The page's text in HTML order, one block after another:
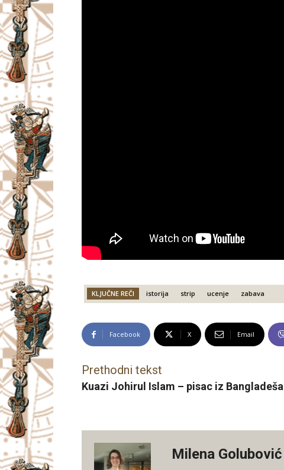
KLJUČNE REČI istorija strip ucenje zabava
Facebook X Email
Prethodni tekst
Kuazi Johirul Islam – pisac iz Bangladeša
Milena Golubović